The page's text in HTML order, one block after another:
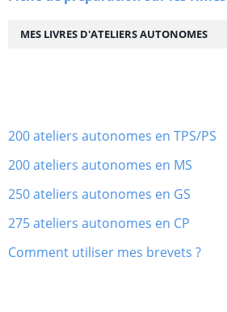
MES LIVRES D'ATELIERS AUTONOMES
200 ateliers autonomes en TPS/PS
200 ateliers autonomes en MS
250 ateliers autonomes en GS
275 ateliers autonomes en CP
Comment utiliser mes brevets ?